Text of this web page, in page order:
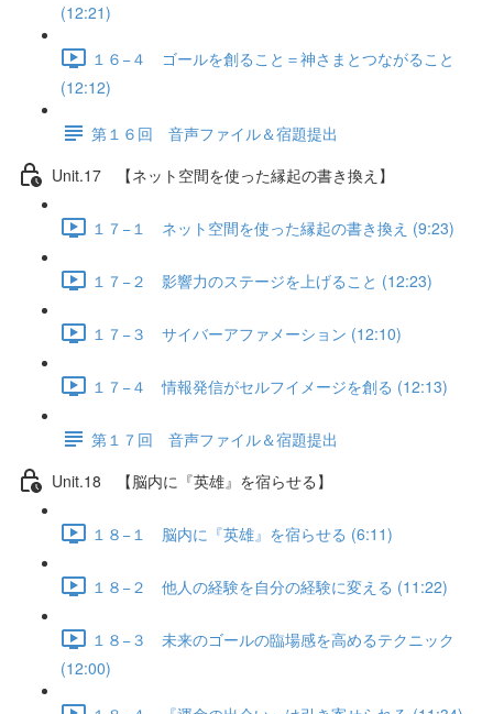
(12:21)
１６−４ ゴールを創ること＝神さまとつながること
(12:12)
第１６回 音声ファイル＆宿題提出
Unit.17 【ネット空間を使った縁起の書き換え】
１７−１ ネット空間を使った縁起の書き換え (9:23)
１７−２ 影響力のステージを上げること (12:23)
１７−３ サイバーアファメーション (12:10)
１７−４ 情報発信がセルフイメージを創る (12:13)
第１７回 音声ファイル＆宿題提出
Unit.18 【脳内に『英雄』を宿らせる】
１８−１ 脳内に『英雄』を宿らせる (6:11)
１８−２ 他人の経験を自分の経験に変える (11:22)
１８−３ 未来のゴールの臨場感を高めるテクニック
(12:00)